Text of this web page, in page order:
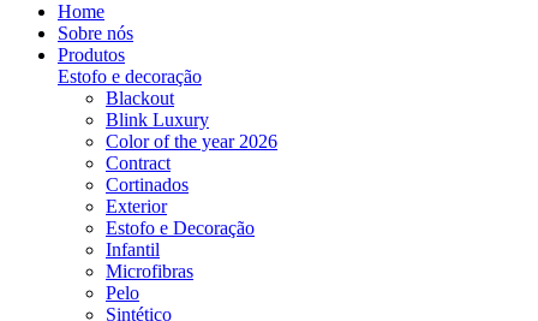
Home
Sobre nós
Produtos
Estofo e decoração
Blackout
Blink Luxury
Color of the year 2026
Contract
Cortinados
Exterior
Estofo e Decoração
Infantil
Microfibras
Pelo
Sintético